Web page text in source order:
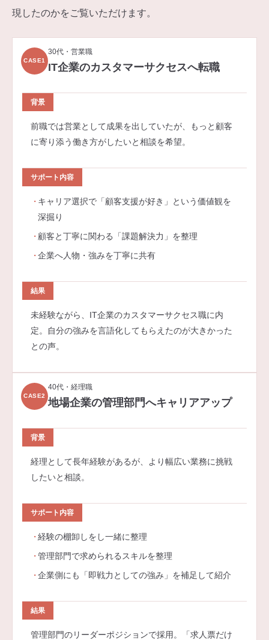
現したのかをご覧いただけます。
CASE1
30代・営業職
IT企業のカスタマーサクセスへ転職
背景
前職では営業として成果を出していたが、もっと顧客
に寄り添う働き方がしたいと相談を希望。
サポート内容
キャリア選択で「顧客支援が好き」という価値観を
深掘り
顧客と丁寧に関わる「課題解決力」を整理
企業へ人物・強みを丁寧に共有
結果
未経験ながら、IT企業のカスタマーサクセス職に内
定。自分の強みを言語化してもらえたのが大きかった
との声。
CASE2
40代・経理職
地場企業の管理部門へキャリアアップ
背景
経理として長年経験があるが、より幅広い業務に挑戦
したいと相談。
サポート内容
経験の棚卸しをし一緒に整理
管理部門で求められるスキルを整理
企業側にも「即戦力としての強み」を補足して紹介
結果
管理部門のリーダーポジションで採用。「求人票だけ